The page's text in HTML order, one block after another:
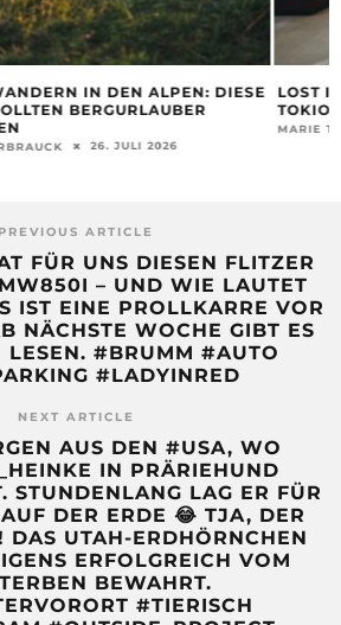
DEN ALPEN: DIESE
JULI 2026
LOST IN DESIGN
TOKIO
MARIE TYSIAK 22.
PREVIOUS ARTICLE
FÜR UNS DIESEN FLITZER
– UND WIE LAUTET
IST EINE PROLLKARRE VOR
NÄCHSTE WOCHE GIBT ES
LESEN. #BRUMM #AUTO
#LADYINRED
NEXT ARTICLE
AUS DEN #USA, WO
IN PRÄRIEHUND
STUNDENLANG LAG ER FÜR
DER ERDE 😂 TJA, DER
DAS UTAH-ERDHÖRNCHEN
ERFOLGREICH VOM
BEWAHRT.
#TIERISCH